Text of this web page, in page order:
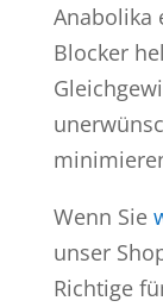
Anabolika
Blocker
Wenn Sie
unser
Richtige